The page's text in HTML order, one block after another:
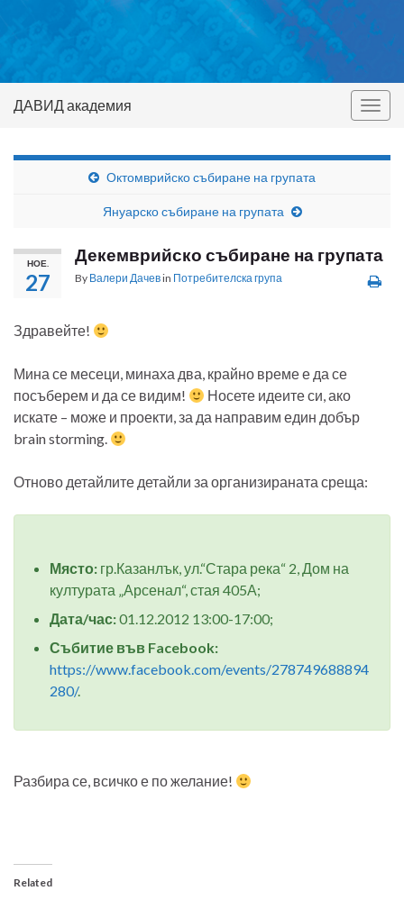
ДАВИД академия
Октомврийско събиране на групата
Януарско събиране на групата
НОЕ.
27
Декемврийско събиране на групата
By Валери Дачевin Потребителска група
Здравейте!
Мина се месеци, минаха два, крайно време е да се
посъберем и да се видим!
Носете идеите си, ако
искате – може и проекти, за да направим един добър
brain storming.
Отново детайлите детайли за организираната среща:
Място: гр.Казанлък, ул.“Стара река“ 2, Дом на
културата „Арсенал“, стая 405А;
Дата/час:01.12.2012 13:00-17:00;
Събитие във Facebook:
https://www.facebook.com/events/278749688894
280/.
Разбира се, всичко е по желание!
Related